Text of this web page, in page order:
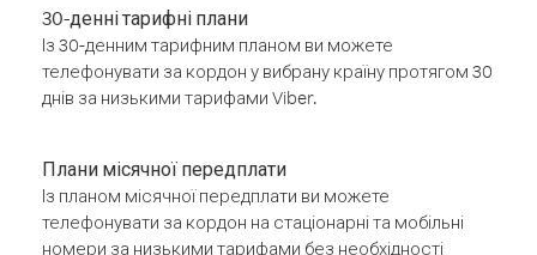
30-денні тарифні плани
Із 30-денним тарифним планом ви можете
телефонувати за кордон у вибрану країну протягом 30
днів за низькими тарифами Viber.
Плани місячної передплати
Із планом місячної передплати ви можете
телефонувати за кордон на стаціонарні та мобільні
номери за низькими тарифами без необхідності